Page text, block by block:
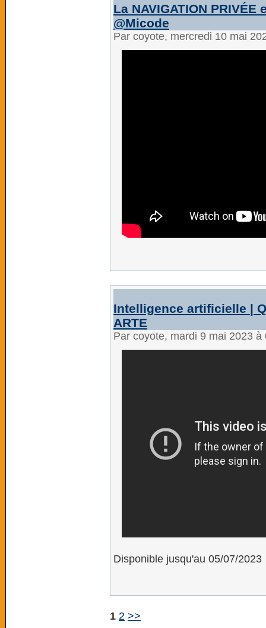
La NAVIGATION
@Micode
Par coyote, mercredi 10 mai
Intelligence artificielle |
ARTE
Par coyote, mardi 9 mai 2023
Disponible jusqu'au 05/07/2023
1 2 >>